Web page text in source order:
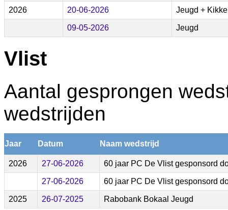
2026 20-06-2026 Jeugd +
09-05-2026 Jeugd
Vlist
Aantal gesprongen
wedstrijden
Jaar Datum Naam wedstrijd
2026 27-06-2026 60 jaar PC De Vlist gesponsord
27-06-2026 60 jaar PC De Vlist gesponsord
2025 26-07-2025 Rabobank Bokaal Jeugd